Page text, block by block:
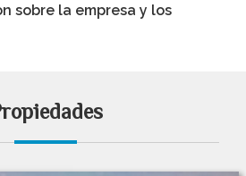
sobre la empresa y los